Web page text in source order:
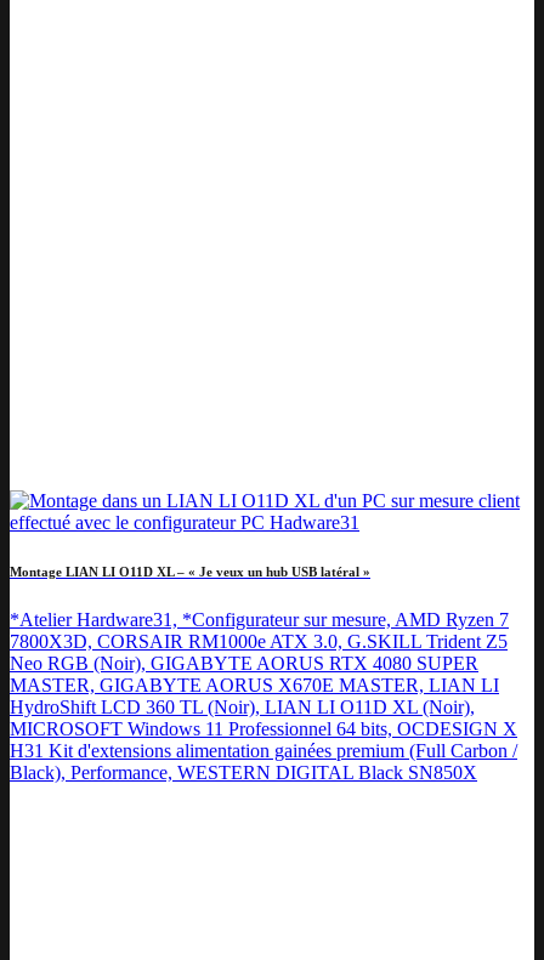
Montage LIAN LI O11D XL – « Je veux un hub USB latéral »
*Atelier Hardware31, *Configurateur sur mesure, AMD Ryzen 7
7800X3D, CORSAIR RM1000e ATX 3.0, G.SKILL Trident Z5
Neo RGB (Noir), GIGABYTE AORUS RTX 4080 SUPER
MASTER, GIGABYTE AORUS X670E MASTER, LIAN LI
HydroShift LCD 360 TL (Noir), LIAN LI O11D XL (Noir),
MICROSOFT Windows 11 Professionnel 64 bits, OCDESIGN X
H31 Kit d'extensions alimentation gainées premium (Full Carbon /
Black), Performance, WESTERN DIGITAL Black SN850X